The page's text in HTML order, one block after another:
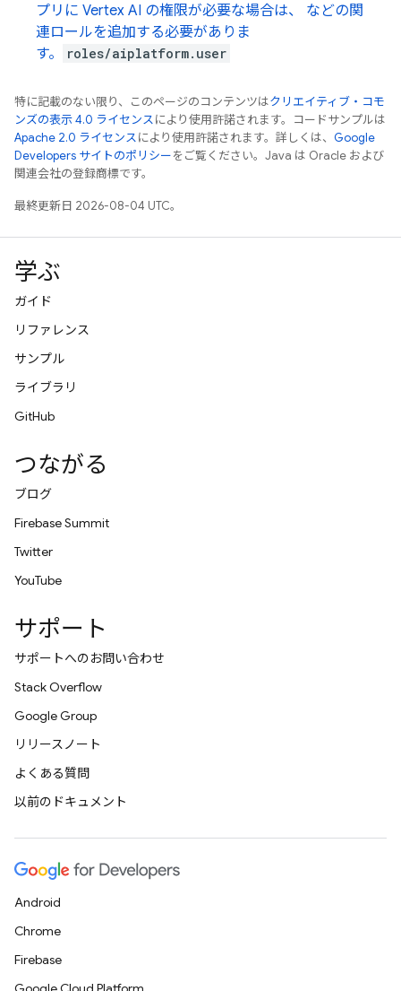
プリに Vertex AI の権限が必要な場合は、 などの関
連ロールを追加する必要がありま
す。
roles/aiplatform.user
特に記載のない限り、このページのコンテンツはクリエイティブ・コモ
ンズの表示 4.0 ライセンスにより使用許諾されます。コードサンプルは
Apache 2.0 ライセンスにより使用許諾されます。詳しくは、 Google
Developers サイトのポリシーをご覧ください。Java は Oracle および
関連会社の登録商標です。
最終更新日 2026-08-04 UTC。
学ぶ
ガイド
リファレンス
サンプル
ライブラリ
GitHub
つながる
ブログ
Firebase Summit
Twitter
YouTube
サポート
サポートへのお問い合わせ
Stack Overflow
Google Group
リリースノート
よくある質問
以前のドキュメント
Android
Chrome
Firebase